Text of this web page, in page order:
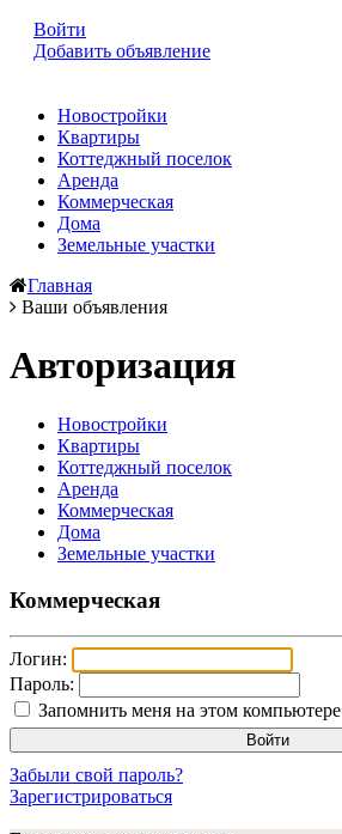
Войти
Добавить объявление
Новостройки
Квартиры
Коттеджный поселок
Аренда
Коммерческая
Дома
Земельные участки
Главная
Ваши объявления
Авторизация
Новостройки
Квартиры
Коттеджный поселок
Аренда
Коммерческая
Дома
Земельные участки
Коммерческая
Логин:
Пароль:
Запомнить меня на этом компьютере
Забыли свой пароль?
Зарегистрироваться